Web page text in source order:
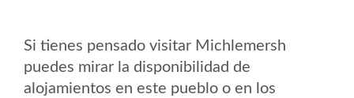
Si tienes pensado visitar Michlemersh
puedes mirar la disponibilidad de
alojamientos en este pueblo o en los